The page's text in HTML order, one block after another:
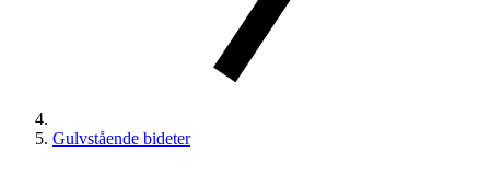
Gulvstående bideter